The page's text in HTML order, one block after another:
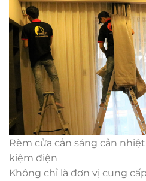
Rèm cửa cản sáng cản
kiệm điện
Không chỉ là đơn vị cung cấp